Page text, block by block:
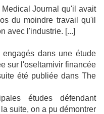
Journal qu'il avait
du moindre travail qu'il
avec l'industrie. [...]
dans une étude
sur l'oseltamivir financée
été publiée dans The
études défendant
suite, on a pu démontrer